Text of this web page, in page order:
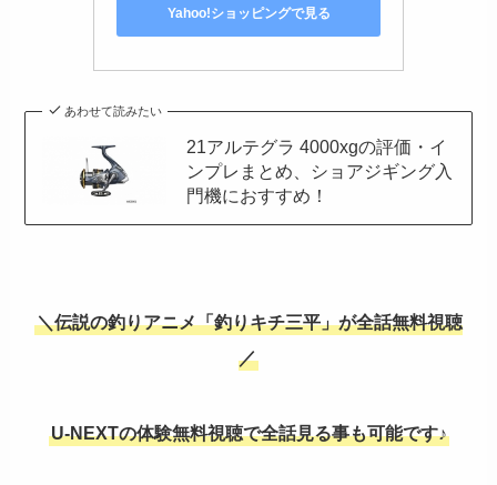
Yahoo!ショッピングで見る
あわせて読みたい
21アルテグラ 4000xgの評価・イ
ンプレまとめ、ショアジギング入
門機におすすめ！
＼伝説の釣りアニメ「釣りキチ三平」が全話無料視聴
／
U-NEXTの体験無料視聴で全話見る事も可能です♪